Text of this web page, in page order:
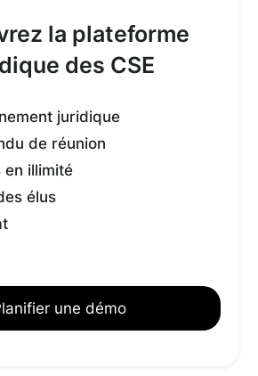
la plateforme
des CSE
juridique
de réunion
en illimité
élus
une démo